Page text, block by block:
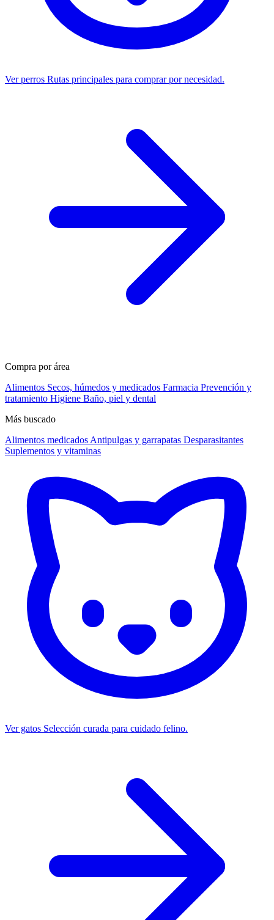
Ver perros Rutas principales para comprar por necesidad.
Compra por área
Alimentos Secos, húmedos y medicados Farmacia Prevención y
tratamiento Higiene Baño, piel y dental
Más buscado
Alimentos medicados Antipulgas y garrapatas Desparasitantes
Suplementos y vitaminas
Ver gatos Selección curada para cuidado felino.